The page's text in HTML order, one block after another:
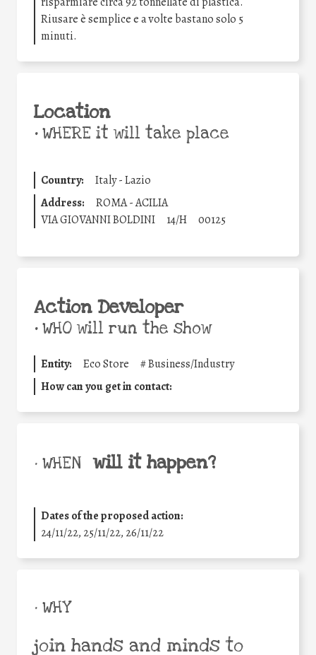
Riusare è semplice e a volte bastano solo 5
minuti.
Location
•WHERE it will take place
Country:
Italy - Lazio
Address:
ROMA - ACILIA
VIA GIOVANNI BOLDINI
14/H 00125
Action Developer
•WHO will run the show
Entity: Eco Store #Business/Industry
How can you get in contact:
• WHEN will it happen?
Dates of the proposed action:
24/11/22, 25/11/22, 26/11/22
• WHY
join hands and minds to